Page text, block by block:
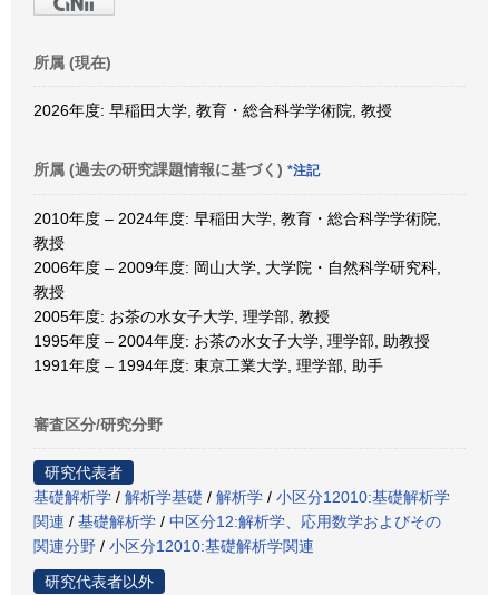
所属 (現在)
2026年度: 早稲田大学, 教育・総合科学学術院, 教授
所属 (過去の研究課題情報に基づく) *注記
2010年度 – 2024年度: 早稲田大学, 教育・総合科学学術院,
教授
2006年度 – 2009年度: 岡山大学, 大学院・自然科学研究科,
教授
2005年度: お茶の水女子大学, 理学部, 教授
1995年度 – 2004年度: お茶の水女子大学, 理学部, 助教授
1991年度 – 1994年度: 東京工業大学, 理学部, 助手
審査区分/研究分野
研究代表者
基礎解析学 / 解析学基礎 / 解析学 / 小区分12010:基礎解析学
関連 / 基礎解析学 / 中区分12:解析学、応用数学およびその
関連分野 / 小区分12010:基礎解析学関連
研究代表者以外